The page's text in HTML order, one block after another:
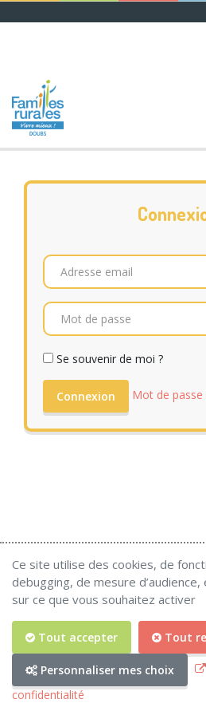
Email
Mot de passe
Se souvenir de moi ?
Connexion Mot de passe
© 2026 Copyright
Politique de confidentialité
Ce site utilise des cookies, de
debugging, de mesure
sur ce que vous souhaitez activer
Tout accepter Tout
Personnaliser mes choix
confidentialité